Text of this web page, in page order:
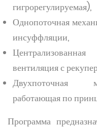
гигрорегулируемая),
Однопоточная
инсуффляции,
вентиляция с
Двухпоточная
работающая по
Программа